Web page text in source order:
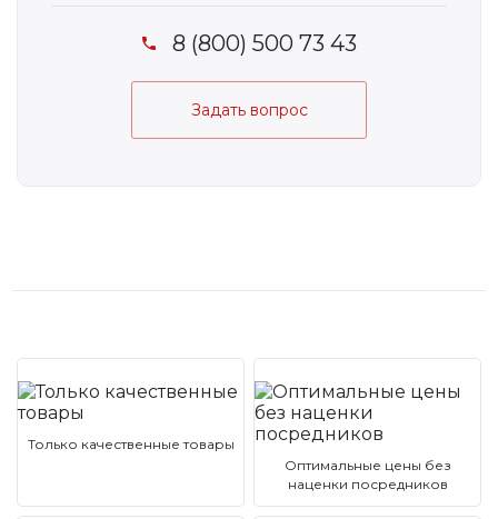
8 (800) 500 73 43
Задать вопрос
Только качественные товары
Оптимальные цены без
наценки посредников